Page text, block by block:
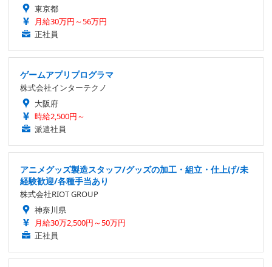
東京都
月給30万円～56万円
正社員
ゲームアプリプログラマ
株式会社インターテクノ
大阪府
時給2,500円～
派遣社員
アニメグッズ製造スタッフ/グッズの加工・組立・仕上げ/未
経験歓迎/各種手当あり
株式会社RIOT GROUP
神奈川県
月給30万2,500円～50万円
正社員